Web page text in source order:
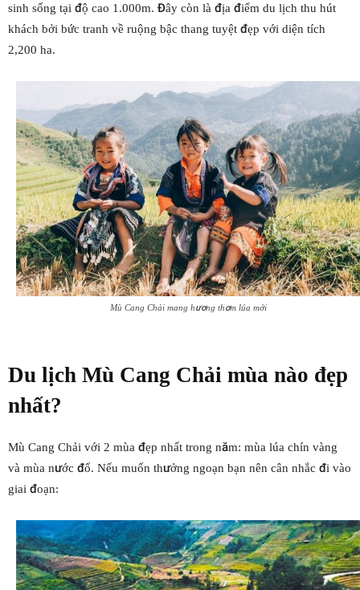
sinh sống tại độ cao 1.000m. Đây còn là địa điểm du lịch thu hút
khách bởi bức tranh về ruộng bậc thang tuyệt đẹp với diện tích
2,200 ha.
Mù Cang Chải mang hương thơm lúa mới
Du lịch Mù Cang Chải mùa nào đẹp
nhất?
Mù Cang Chải với 2 mùa đẹp nhất trong năm: mùa lúa chín vàng
và mùa nước đổ. Nếu muốn thưởng ngoạn bạn nên cân nhắc đi vào
giai đoạn: